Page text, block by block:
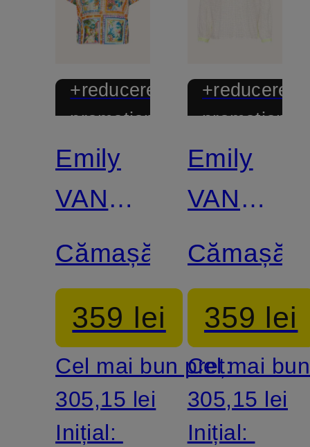
+reducere
promoțională
Emily
VAN
DEN
Cămașă
359 lei
Cel mai bun preț:
305,15 lei
Inițial:
+reducere
Emily
VAN
DEN
Cămașă
359 lei
Cel mai
305,15 lei
Inițial: